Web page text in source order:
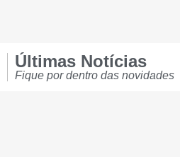
Últimas Notícias
Fique por dentro das novidades